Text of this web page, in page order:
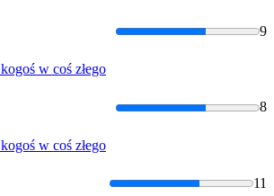
9
kogoś w coś złego
8
kogoś w coś złego
11